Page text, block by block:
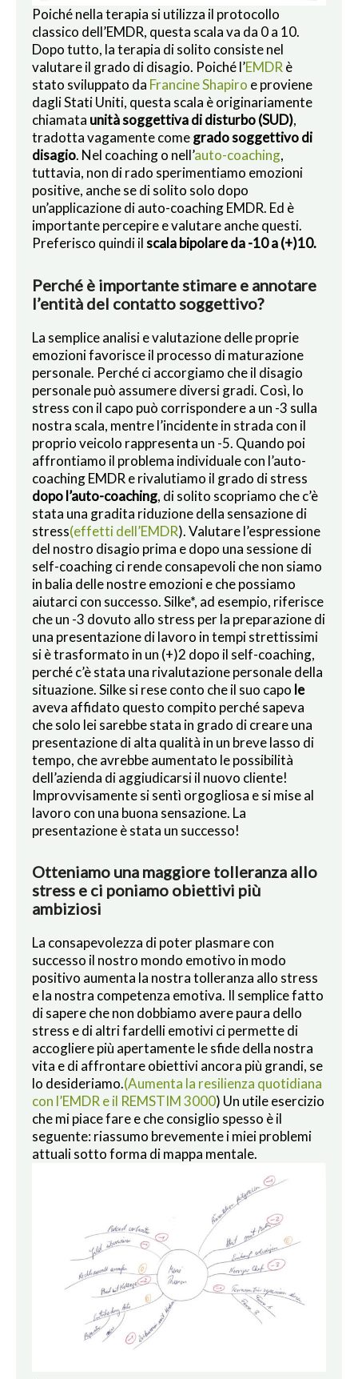
Poiché nella terapia si utilizza il protocollo
classico dell’EMDR, questa scala va da 0 a 10.
Dopo tutto, la terapia di solito consiste nel
valutare il grado di disagio. Poiché l’EMDR è
stato sviluppato da Francine Shapiro e proviene
dagli Stati Uniti, questa scala è originariamente
chiamata unità soggettiva di disturbo (SUD),
tradotta vagamente comegrado soggettivo di
disagio. Nel coaching o nell’auto-coaching,
tuttavia, non di rado sperimentiamo emozioni
positive, anche se di solito solo dopo
un’applicazione di auto-coaching EMDR. Ed è
importante percepire e valutare anche questi.
Preferisco quindi ilscala bipolare da -10 a (+)10.
Perché è importante stimare e annotare
l’entità del contatto soggettivo?
La semplice analisi e valutazione delle proprie
emozioni favorisce il processo di maturazione
personale. Perché ci accorgiamo che il disagio
personale può assumere diversi gradi. Così, lo
stress con il capo può corrispondere a un -3 sulla
nostra scala, mentre l’incidente in strada con il
proprio veicolo rappresenta un -5. Quando poi
affrontiamo il problema individuale con l’auto-
coaching EMDR e rivalutiamo il grado di stress
dopo l’auto-coaching, di solito scopriamo che c’è
stata una gradita riduzione della sensazione di
stress(effetti dell’EMDR). Valutare l’espressione
del nostro disagio prima e dopo una sessione di
self-coaching ci rende consapevoli che non siamo
in balia delle nostre emozioni e che possiamo
aiutarci con successo. Silke*, ad esempio, riferisce
che un -3 dovuto allo stress per la preparazione di
una presentazione di lavoro in tempi strettissimi
si è trasformato in un (+)2 dopo il self-coaching,
perché c’è stata una rivalutazione personale della
situazione. Silke si rese conto che il suo capo le
aveva affidato questo compito perché sapeva
che solo lei sarebbe stata in grado di creare una
presentazione di alta qualità in un breve lasso di
tempo, che avrebbe aumentato le possibilità
dell’azienda di aggiudicarsi il nuovo cliente!
Improvvisamente si sentì orgogliosa e si mise al
lavoro con una buona sensazione. La
presentazione è stata un successo!
Otteniamo una maggiore tolleranza allo
stress e ci poniamo obiettivi più
ambiziosi
La consapevolezza di poter plasmare con
successo il nostro mondo emotivo in modo
positivo aumenta la nostra tolleranza allo stress
e la nostra competenza emotiva. Il semplice fatto
di sapere che non dobbiamo avere paura dello
stress e di altri fardelli emotivi ci permette di
accogliere più apertamente le sfide della nostra
vita e di affrontare obiettivi ancora più grandi, se
lo desideriamo.(Aumenta la resilienza quotidiana
con l’EMDR e il REMSTIM 3000) Un utile esercizio
che mi piace fare e che consiglio spesso è il
seguente: riassumo brevemente i miei problemi
attuali sotto forma di mappa mentale.